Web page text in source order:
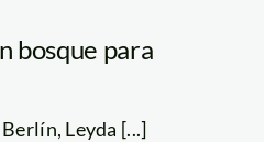
bosque para
Leyda [...]